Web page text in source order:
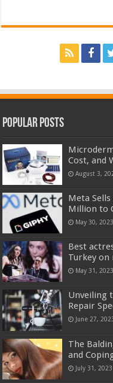
Popular Posts
Cost, and
August 3,
Meta
Million to
May 30, 2023
Best
Turkey on
May 31, 2023
Unveiling
Repair
June 27,
The
and
July 31, 2023